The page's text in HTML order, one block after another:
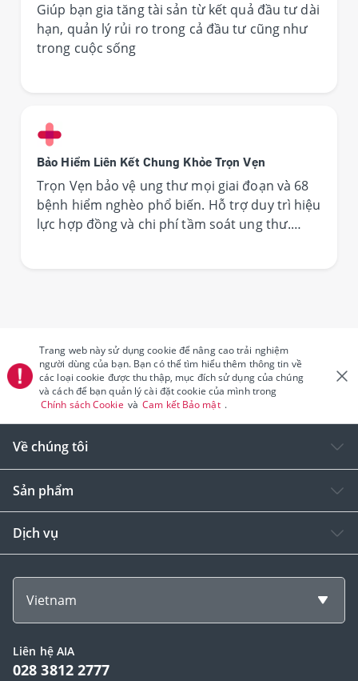
Giúp bạn gia tăng tài sản từ kết quả đầu tư dài
hạn, quản lý rủi ro trong cả đầu tư cũng như
trong cuộc sống
Bảo Hiểm Liên Kết Chung Khỏe Trọn Vẹn
Trọn Vẹn bảo vệ ung thư mọi giai đoạn và 68
bệnh hiểm nghèo phổ biến. Hỗ trợ duy trì hiệu
lực hợp đồng và chi phí tầm soát ung thư.
Trang web này sử dụng cookie để nâng cao trải nghiệm
người dùng của bạn. Bạn có thể tìm hiểu thêm thông tin về
các loại cookie được thu thập, mục đích sử dụng của chúng
và cách để bạn quản lý cài đặt cookie của mình trong
Chính sách Cookie và Cam kết Bảo mật .
Về chúng tôi
Sản phẩm
Dịch vụ
Vietnam
Liên hệ AIA
028 3812 2777